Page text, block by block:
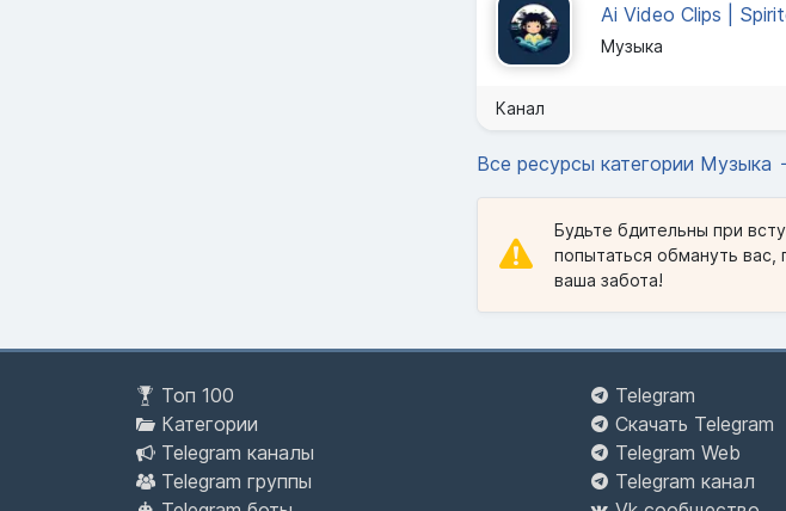
Ai Video Clips |
Музыка
Канал
Все ресурсы категории Музыка
Будьте бдительны при
попытаться обмануть вас,
ваша забота!
Топ 100
Категории
Telegram каналы
Telegram группы
Telegram
Скачать Telegram
Telegram Web
Telegram канал